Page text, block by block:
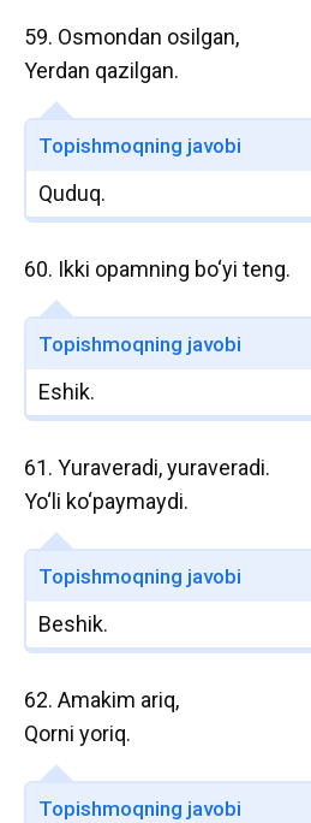
59. Osmondan osilgan,
Yerdan qazilgan.
Topishmoqning javobi
Quduq.
60. Ikki opamning bo‘yi teng.
Topishmoqning javobi
Eshik.
61. Yuraveradi, yuraveradi.
Yo‘li ko‘paymaydi.
Topishmoqning javobi
Beshik.
62. Amakim ariq,
Qorni yoriq.
Topishmoqning javobi